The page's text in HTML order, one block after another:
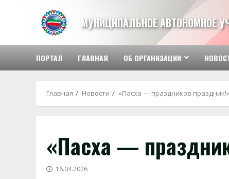
содержимому
МУНИЦИПАЛЬНОЕ АВТОНОМНОЕ
ПОРТАЛ ГЛАВНАЯ ОБ ОРГАНИЗАЦИИ
Главная Новости «Пасха — праздников праздник!»
«Пасха —
16.04.2026